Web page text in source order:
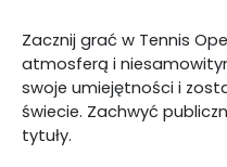
Zacznij grać w Tennis
atmosferą i
swoje umiejętności i
świecie. Zachwyć
tytuły.